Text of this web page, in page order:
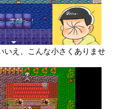
いえ、こんな小さくありませ